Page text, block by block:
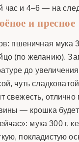
час и 4–6 — на
и пресное
пшеничная мука
(по желанию).
до
чуть
— крошка
мука 300 г,
покладистую